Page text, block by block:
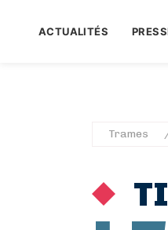
ACTUALITÉS
Trames